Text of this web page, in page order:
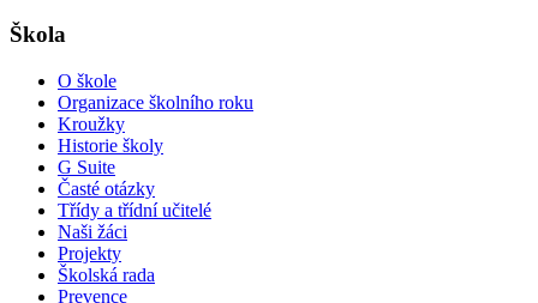
Škola
O škole
Organizace školního roku
Kroužky
Historie školy
G Suite
Časté otázky
Třídy a třídní učitelé
Naši žáci
Projekty
Školská rada
Prevence